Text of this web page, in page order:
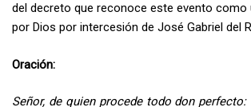
del decreto que reconoce este evento como
por Dios por intercesión de José Gabriel del
Oración:
Señor, de quien procede todo don